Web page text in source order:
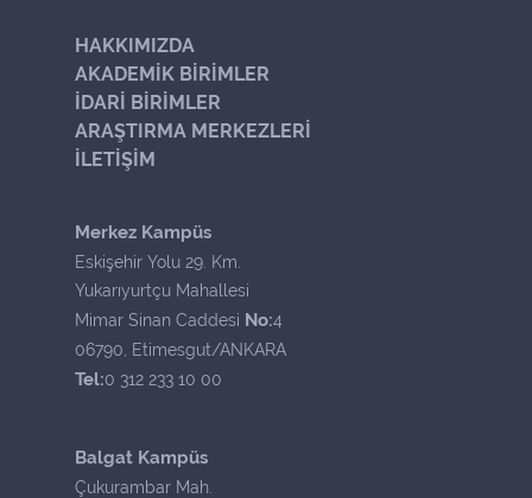
HAKKIMIZDA
AKADEMİK BİRİMLER
İDARİ BİRİMLER
ARAŞTIRMA MERKEZLERİ
İLETİŞİM
Merkez Kampüs
Eskişehir Yolu 29. Km.
Yukarıyurtçu Mahallesi
Mimar Sinan Caddesi No:4
06790, Etimesgut/ANKARA
Tel:0 312 233 10 00
Balgat Kampüs
Çukurambar Mah.